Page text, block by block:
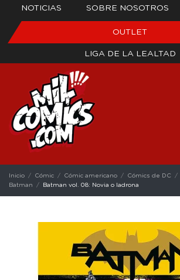
NOTICIAS SOBRE NOSOTROS
OUTLET
LIGA DE LA LEALTAD
Inicio Cómic Cómic americano Cómics de DC
Batman
Batman vol. 08: Novia o ladrona